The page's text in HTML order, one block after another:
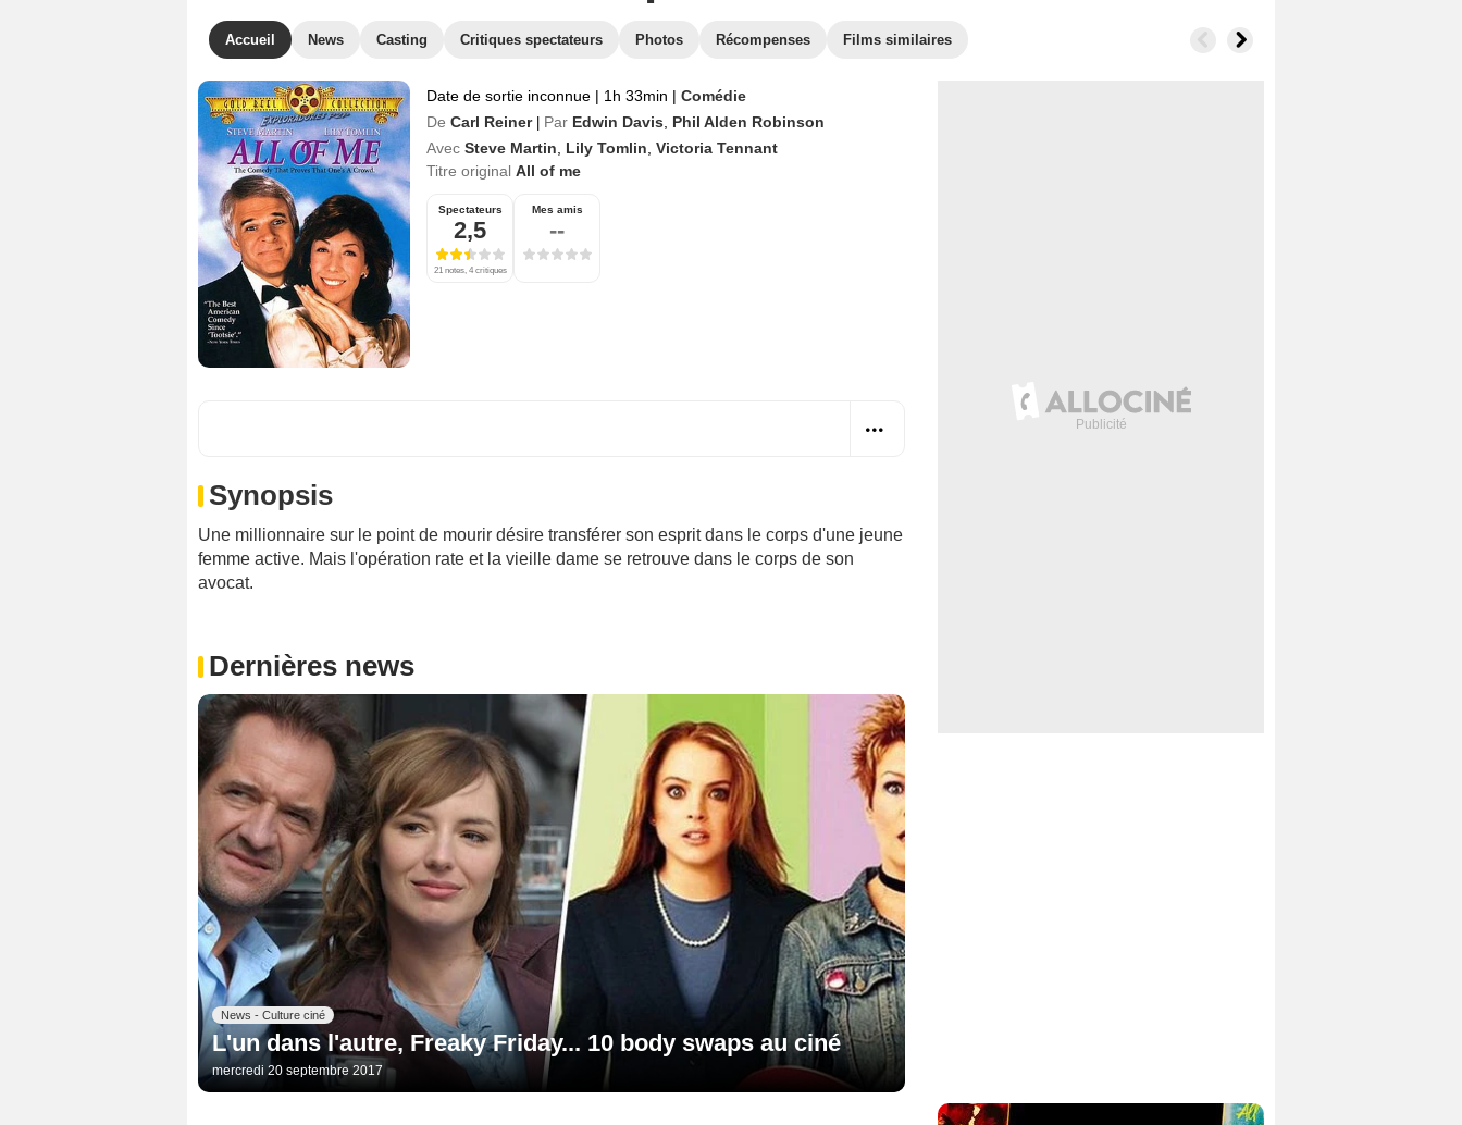
Accueil News Casting Critiques spectateurs Photos Récompenses Films similaires
Date de sortie inconnue | 1h 33min | Comédie
De Carl Reiner Par Edwin Davis
Phil Alden Robinson
Avec Steve Martin Lily Tomlin Victoria Tennant
Titre original All of me
Spectateurs
2,5
21 notes, 4 critiques
Mes amis
--
Synopsis
Une millionnaire sur le point de mourir désire transférer son esprit dans le corps d'une jeune
femme active. Mais l'opération rate et la vieille dame se retrouve dans le corps de son
avocat.
Dernières news
News - Culture ciné
L'un dans l'autre, Freaky Friday... 10 body swaps au ciné
mercredi 20 septembre 2017